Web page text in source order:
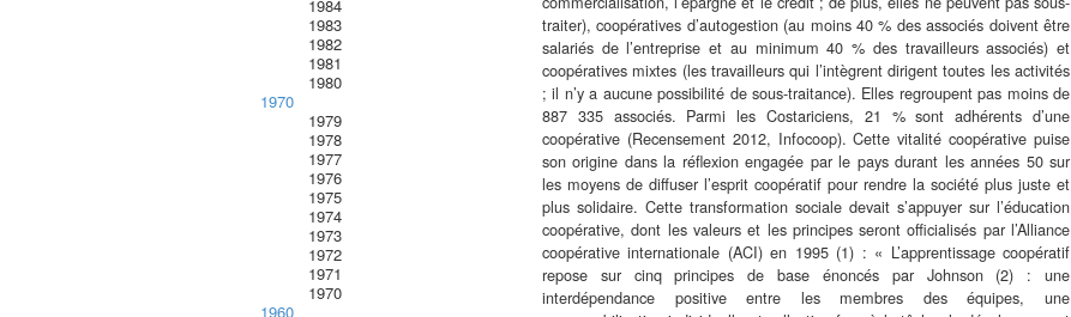
1984
1983
1982
1981
1980
1970
1979
1978
1977
1976
1975
1974
1973
1972
1971
1970
1960
traiter), coopératives d’autogestion (au moins 40 % des associés doivent être
salariés de l’entreprise et au minimum 40 % des travailleurs associés) et
coopératives mixtes (les travailleurs qui l’intègrent dirigent toutes les activités
; il n’y a aucune possibilité de sous-traitance). Elles regroupent pas moins de
887 335 associés. Parmi les Costariciens, 21 % sont adhérents d’une
coopérative (Recensement 2012, Infocoop). Cette vitalité coopérative puise
sonorigine dans la réflexion engagée par le pays durant les années 50sur
les moyens de diffuser l’esprit coopératif pour rendre la société plus juste et
plus solidaire. Cette transformation sociale devait s’appuyer sur l’éducation
coopérative, dont les valeurs et les principesseront officialisés par l’Alliance
coopérative internationale (ACI) en 1995 (1) : « L’apprentissage coopératif
repose sur cinq principesde base énoncés par Johnson (2) : une
interdépendance positive entre les membres des équipes, une